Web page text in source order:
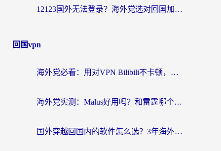
12123国外无法登录？海外党选对回国加速器，轻松解决国内资源访问难题
回国vpn
海外党必看：用对VPN Bilibili不卡顿，英国玩国内游戏也丝滑——2026回国加速器选择指南
海外党实测：Malus好用吗？和雷霆哪个好？+ 3款热门加速器深度对比
国外穿越回国内的软件怎么选？3年海外党亲测实用指南，告别地域限制